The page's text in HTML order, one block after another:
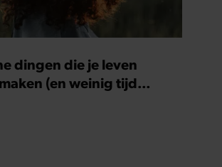
dingen die je leven
(en weinig tijd